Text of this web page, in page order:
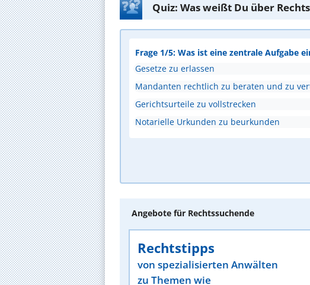
Quiz: Was weißt Du über
Frage 1/5: Was ist eine zentrale Aufgabe
Gesetze zu erlassen
Mandanten rechtlich zu beraten und zu
Gerichtsurteile zu vollstrecken
Notarielle Urkunden zu beurkunden
Angebote für Rechtssuchende
Rechtstipps
von spezialisierten Anwälten
zu Themen wie